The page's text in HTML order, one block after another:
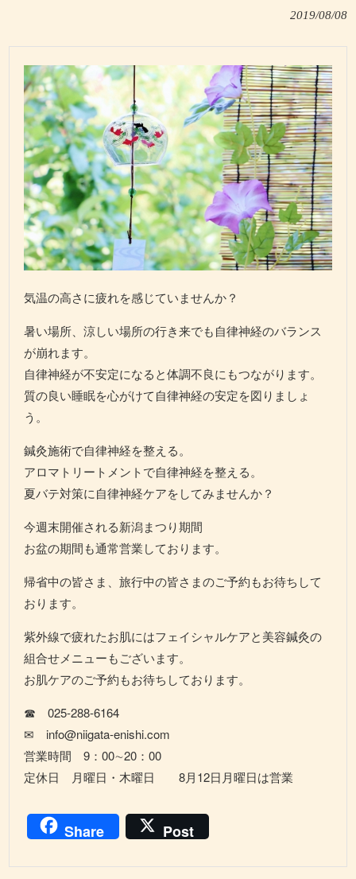
2019/08/08
気温の高さに疲れを感じていませんか？
暑い場所、涼しい場所の行き来でも自律神経のバランス
が崩れます。
自律神経が不安定になると体調不良にもつながります。
質の良い睡眠を心がけて自律神経の安定を図りましょ
う。
鍼灸施術で自律神経を整える。
アロマトリートメントで自律神経を整える。
夏バテ対策に自律神経ケアをしてみませんか？
今週末開催される新潟まつり期間
お盆の期間も通常営業しております。
帰省中の皆さま、旅行中の皆さまのご予約もお待ちして
おります。
紫外線で疲れたお肌にはフェイシャルケアと美容鍼灸の
組合せメニューもございます。
お肌ケアのご予約もお待ちしております。
☎ 025-288-6164
✉ info@niigata-enishi.com
営業時間 9：00∼20：00
定休日 月曜日・木曜日 8月12日月曜日は営業
Share Post